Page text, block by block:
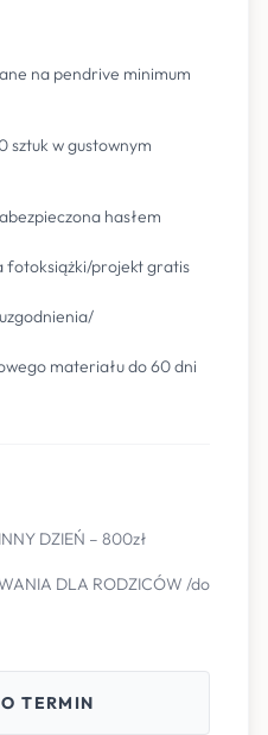
na pendrive minimum
sztuk w gustownym
hasłem
fotoksiążki/projekt gratis
materiału do 60 dni
DZIEŃ – 800zł
DLA RODZICÓW /do
TERMIN